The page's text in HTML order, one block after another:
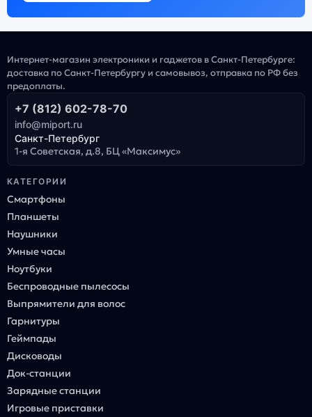
Интернет-магазин электроники и гаджетов в Санкт-Петербурге:
доставка по Санкт-Петербургу и самовывоз, отправка по РФ без
предоплаты.
+7 (812) 602-78-70
info@miport.ru
Санкт-Петербург
1-я Советская, д.8, БЦ «Максимус»
КАТЕГОРИИ
Смартфоны
Планшеты
Наушники
Умные часы
Ноутбуки
Беспроводные пылесосы
Выпрямители для волос
Гарнитуры
Геймпады
Дисководы
Док-станции
Зарядные станции
Игровые приставки